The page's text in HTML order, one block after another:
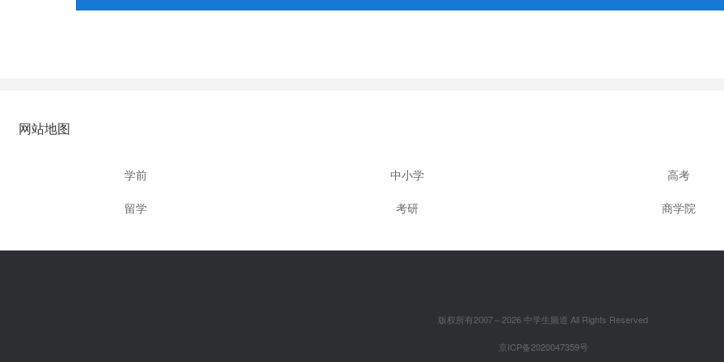
网站地图
学前 中小学 高考
留学 考研 商学院
版权所有2007～2026 中学生频道 All Rights Reserved
京ICP备2020047359号